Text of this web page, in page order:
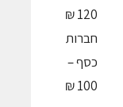
120 ₪
חברות
כסף –
100 ₪